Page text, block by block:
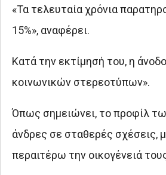
«Τα τελευταία χρόνια
15%», αναφέρει.
Κατά την εκτίμησή του, η
κοινωνικών στερεοτύπων».
Όπως σημειώνει, το προφίλ
άνδρες σε σταθερές σχέσεις,
περαιτέρω την οικογένειά